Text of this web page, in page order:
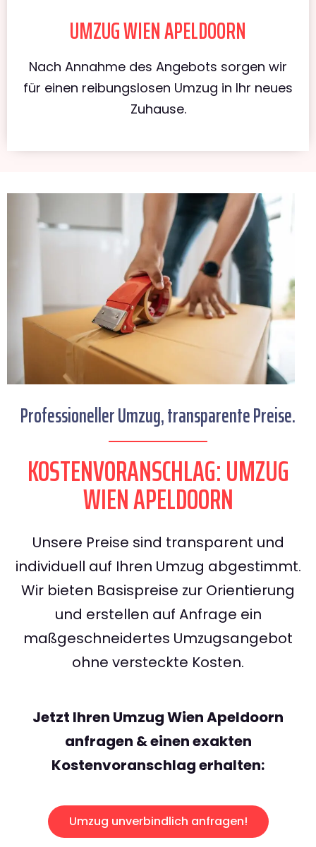
UMZUG WIEN APELDOORN
Nach Annahme des Angebots sorgen wir
für einen reibungslosen Umzug in Ihr neues
Zuhause.
Professioneller Umzug, transparente Preise.
KOSTENVORANSCHLAG: UMZUG
WIEN APELDOORN
Unsere Preise sind transparent und
individuell auf Ihren Umzug abgestimmt.
Wir bieten Basispreise zur Orientierung
und erstellen auf Anfrage ein
maßgeschneidertes Umzugsangebot
ohne versteckte Kosten.
Jetzt Ihren Umzug Wien Apeldoorn
anfragen & einen exakten
Kostenvoranschlag erhalten:
Umzug unverbindlich anfragen!